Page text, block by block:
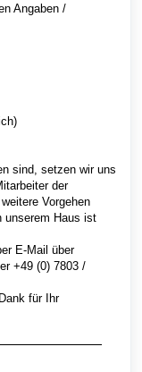
Angaben /
sind, setzen wir uns
der
Vorgehen
unserem Haus ist
E-Mail über
+49 (0) 7803 /
für Ihr